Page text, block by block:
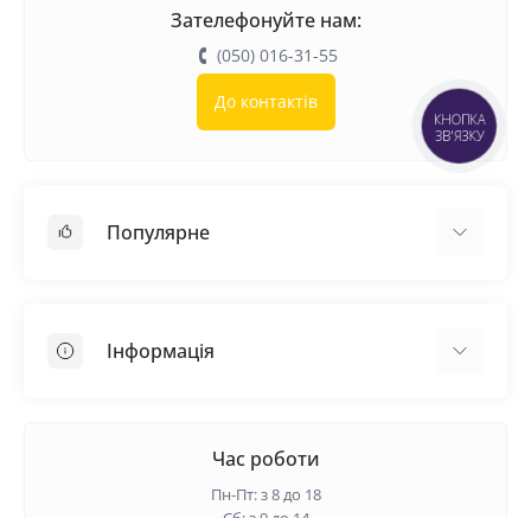
Зателефонуйте нам:
(050) 016-31-55
До контактів
Популярне
Самовирівнююча суміш
Інформація
Час роботи
Пн-Пт: з 8 до 18
КНОПКА
ЗВ'ЯЗКУ